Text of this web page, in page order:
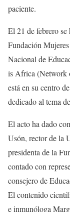
paciente.
El 21 de febrero se
Fundación
Nacional de
is Africa (Network
está en su centro
dedicado al tema
El acto ha dado
Usón, rector de la
presidenta de la
contado con
consejero de
El contenido
e inmunóloga